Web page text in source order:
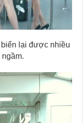
lại được nhiều